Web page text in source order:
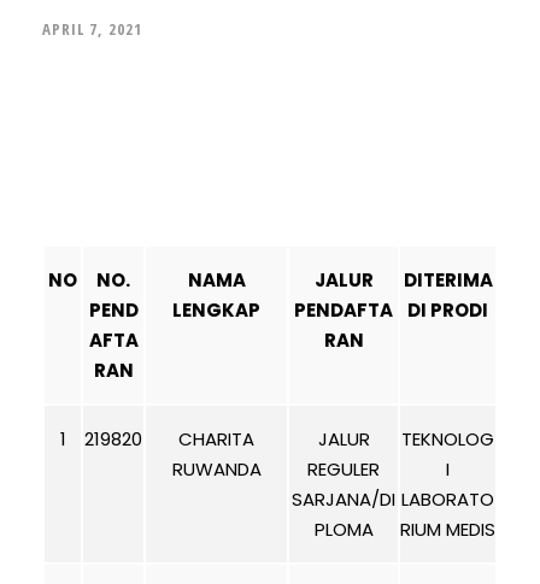
APRIL 7, 2021
NO
NO.
PEND
AFTA
RAN
NAMA
LENGKAP
JALUR
PENDAFTA
RAN
DITERIMA
DI PRODI
1 219820
CHARITA
RUWANDA
JALUR
REGULER
SARJANA/DI
PLOMA
TEKNOLOG
I
LABORATO
RIUM MEDIS